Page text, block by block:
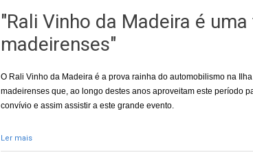
"Rali Vinho da Madeira é
madeirenses"
O Rali Vinho da Madeira é a prova rainha do automobilismo na
madeirenses que, ao longo destes anos aproveitam este período
convívio e assim assistir a este grande evento.
Ler maisacerca de "Rali Vinho da Madeira é uma tradição de muitos